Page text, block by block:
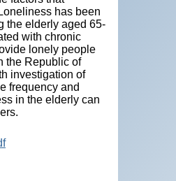
has been
the elderly aged 65-
with chronic
lonely people
the Republic of
investigation of
frequency and
in the elderly can